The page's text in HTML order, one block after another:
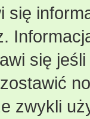
się
się
zwykli